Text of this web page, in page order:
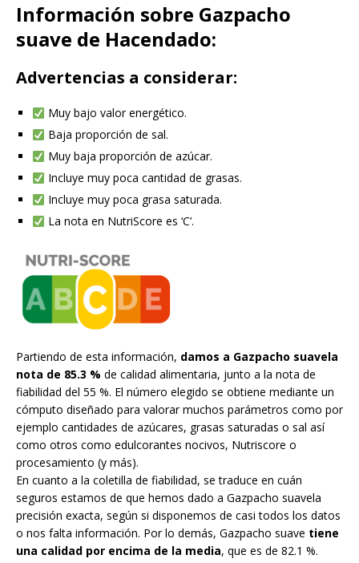
Información sobre Gazpacho
suave de Hacendado:
Advertencias a considerar:
Muy bajo valor energético.
Baja proporción de sal.
Muy baja proporción de azúcar.
Incluye muy poca cantidad de grasas.
Incluye muy poca grasa saturada.
La nota en NutriScore es ‘C’.
Partiendo de esta información, damos a Gazpacho suavela
nota de 85.3 % de calidad alimentaria, junto a la nota de
fiabilidad del 55 %. El número elegido se obtiene mediante un
cómputo diseñado para valorar muchos parámetros como por
ejemplo cantidades de azúcares, grasas saturadas o sal así
como otros como edulcorantes nocivos, Nutriscore o
procesamiento (y más).
En cuanto a la coletilla de fiabilidad, se traduce en cuán
seguros estamos de que hemos dado a Gazpacho suavela
precisión exacta, según si disponemos de casi todos los datos
o nos falta información. Por lo demás, Gazpacho suave tiene
una calidad por encima de la media, que es de 82.1 %.